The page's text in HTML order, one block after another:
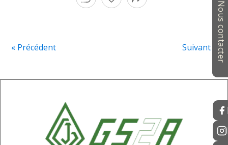
« Précédent Suivant » Nous contacter